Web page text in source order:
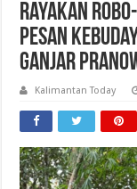
Rayakan
Pesan
Ganjar
Kalimantan Today